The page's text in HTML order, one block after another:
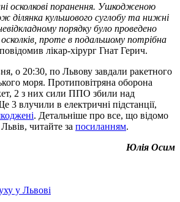
осколкові поранення. Ушкодженою
ділянка кульшового суглобу та нижні
порядку було проведено
проте в подальшому потрібна
лікар-хірург Гнат Герич.
о 20:30, по Львову завдали ракетного
моря. Протиповітряна оборона
2 з них сили ППО збили над
3 влучили в електричні підстанції,
. Детальніше про все, що відомо
читайте за посиланням.
Юлія Осим
у Львові